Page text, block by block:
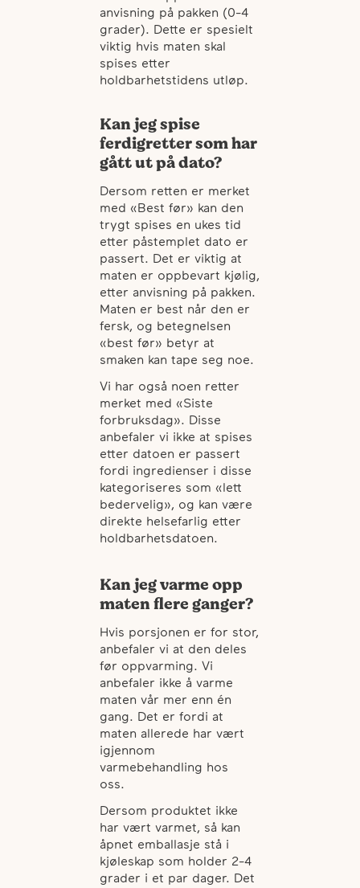
anvisning på pakken (0-4
grader). Dette er spesielt
viktig hvis maten skal
spises etter
holdbarhetstidens utløp.
Kan jeg spise
ferdigretter som har
gått ut på dato?
Dersom retten er merket
med «Best før» kan den
trygt spises en ukes tid
etter påstemplet dato er
passert. Det er viktig at
maten er oppbevart kjølig,
etter anvisning på pakken.
Maten er best når den er
fersk, og betegnelsen
«best før» betyr at
smaken kan tape seg noe.
Vi har også noen retter
merket med «Siste
forbruksdag». Disse
anbefaler vi ikke at spises
etter datoen er passert
fordi ingredienser i disse
kategoriseres som «lett
bedervelig», og kan være
direkte helsefarlig etter
holdbarhetsdatoen.
Kan jeg varme opp
maten flere ganger?
Hvis porsjonen er for stor,
anbefaler vi at den deles
før oppvarming. Vi
anbefaler ikke å varme
maten vår mer enn én
gang. Det er fordi at
maten allerede har vært
igjennom
varmebehandling hos
oss.
Dersom produktet ikke
har vært varmet, så kan
åpnet emballasje stå i
kjøleskap som holder 2-4
grader i et par dager. Det